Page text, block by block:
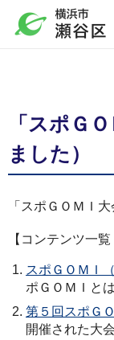
「スポＧ
ました）
「スポＧＯＭＩ
【コンテンツ一覧
スポＧＯＭＩ
ポＧＯＭＩと
第５回スポＧ
開催された大